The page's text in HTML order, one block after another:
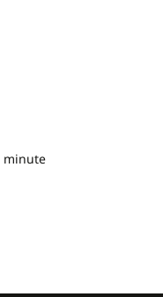
minute